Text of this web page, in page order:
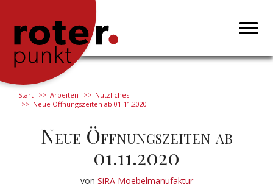
Start Arbeiten
Nützliches
Neue Öffnungszeiten ab 01.11.2020
Neue Öffnungszeiten ab
01.11.2020
von SiRA Moebelmanufaktur